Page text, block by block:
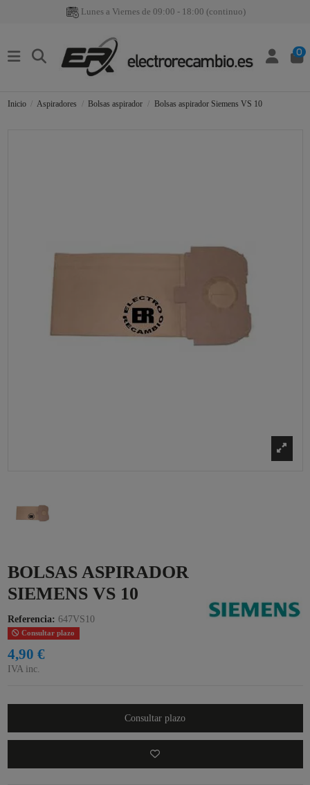
Lunes a Viernes de 09:00 - 18:00 (continuo)
0
Inicio Aspiradores Bolsas aspirador Bolsas aspirador Siemens VS 10
BOLSAS ASPIRADOR
SIEMENS VS 10
Referencia: 647VS10
Consultar plazo
4,90 €
IVA inc.
Consultar plazo